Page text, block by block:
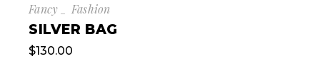
Fancy Fashion
SILVER BAG
$130.00